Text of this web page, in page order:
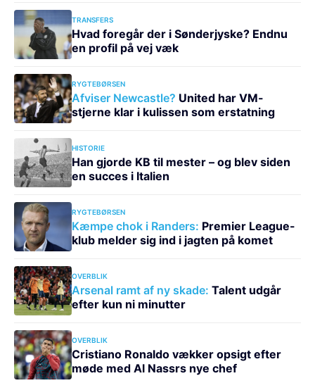
TRANSFERS
Hvad foregår der i Sønderjyske? Endnu
en profil på vej væk
RYGTEBØRSEN
Afviser Newcastle? United har VM-
stjerne klar i kulissen som erstatning
HISTORIE
Han gjorde KB til mester – og blev siden
en succes i Italien
RYGTEBØRSEN
Kæmpe chok i Randers: Premier League-
klub melder sig ind i jagten på komet
OVERBLIK
Arsenal ramt af ny skade: Talent udgår
efter kun ni minutter
OVERBLIK
Cristiano Ronaldo vækker opsigt efter
møde med Al Nassrs nye chef